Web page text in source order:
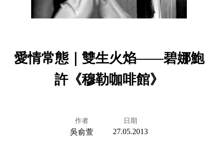
愛情常態｜雙生火焰——碧娜鮑
許《穆勒咖啡館》
作者
吳俞萱
日期
27.05.2013